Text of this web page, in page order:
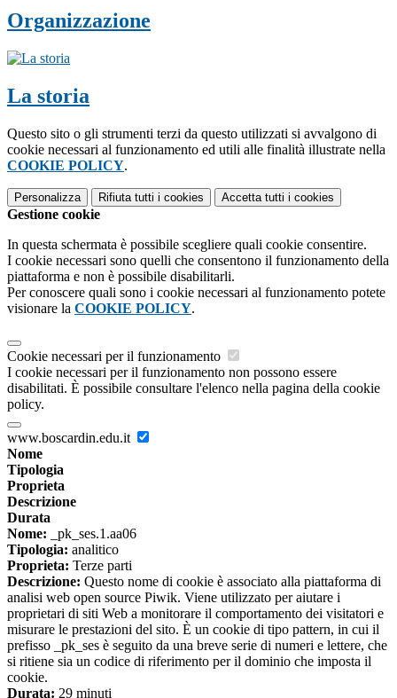
Organizzazione
La storia
Questo sito o gli strumenti terzi da questo utilizzati si avvalgono di
cookie necessari al funzionamento ed utili alle finalità illustrate nella
COOKIE POLICY.
Personalizza Rifiuta tutti i cookies Accetta tutti i cookies
Gestione cookie
In questa schermata è possibile scegliere quali cookie consentire.
I cookie necessari sono quelli che consentono il funzionamento della
piattaforma e non è possibile disabilitarli.
Per conoscere quali sono i cookie necessari al funzionamento potete
visionare la COOKIE POLICY.
Cookie necessari per il funzionamento
I cookie necessari per il funzionamento non possono essere
disabilitati. È possibile consultare l'elenco nella pagina della cookie
policy.
www.boscardin.edu.it
Nome
Tipologia
Proprieta
Descrizione
Durata
Nome: _pk_ses.1.aa06
Tipologia: analitico
Proprieta: Terze parti
Descrizione: Questo nome di cookie è associato alla piattaforma di
analisi web open source Piwik. Viene utilizzato per aiutare i
proprietari di siti Web a monitorare il comportamento dei visitatori e
misurare le prestazioni del sito. È un cookie di tipo pattern, in cui il
prefisso _pk_ses è seguito da una breve serie di numeri e lettere, che
si ritiene sia un codice di riferimento per il dominio che imposta il
cookie.
Durata: 29 minuti